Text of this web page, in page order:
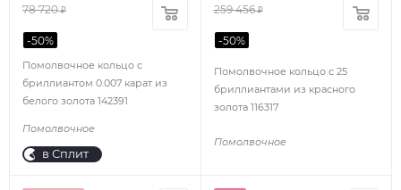
Помолвочное кольцо с
бриллиантом 0.007 карат из
белого золота 142391
Помолвочное
78 720₽
-50%
в Сплит
Помолвочное кольцо с 25
бриллиантами из красного
золота 116317
Помолвочное
259 456₽
-50%